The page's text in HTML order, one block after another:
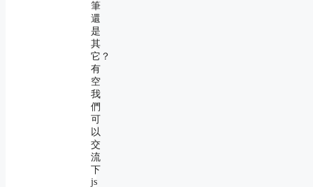
筆
還
是
其
它？
有
空
我
們
可
以
交
流
下
js